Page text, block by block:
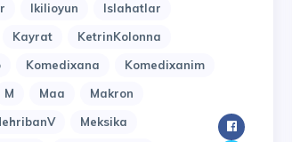
Ikilioyun
Islahatlar
Kayrat
KetrinKolonna
Komedixana
Komedixanim
M Maa
Makron
Meksika